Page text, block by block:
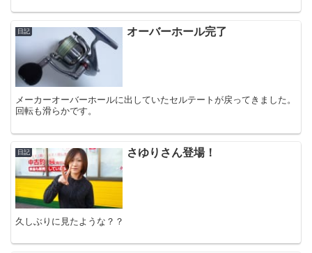
日記 オーバーホール完了
メーカーオーバーホールに出していたセルテートが戻ってきました。
回転も滑らかです。
日記 さゆりさん登場！
久しぶりに見たような？？